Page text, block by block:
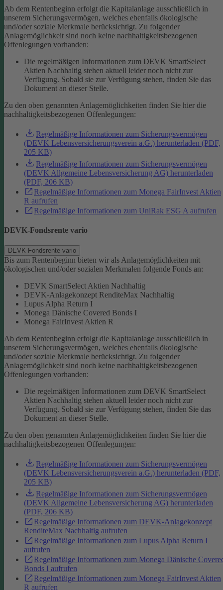
Ab dem Rentenbeginn erfolgt die Kapitalanlage ausschließlich in
unserem Sicherungsvermögen, welches ebenfalls ökologische
und/oder soziale Merkmale berücksichtigt. Zu folgender
Anlagemöglichkeit sind noch keine nachhaltigkeitsbezogenen
Offenlegungen vorhanden:
Die regelmäßigen Informationen zum DEVK SmartSelect
Aktien Nachhaltig stehen aktuell leider noch nicht zur
Verfügung. Sobald sie zur Verfügung stehen, finden Sie das
Dokument an dieser Stelle.
Zu den oben genannten Anlagemöglichkeiten finden Sie hier die
nachhaltigkeitsbezogenen Offenlegungen:
Regelmäßige Informationen zum Sicherungsvermögen
(DEVK Lebensversicherungsverein a.G.) herunterladen (PDF,
205 KB)
Regelmäßige Informationen zum Sicherungsvermögen
(DEVK Allgemeine Lebensversicherung AG) herunterladen
(PDF, 206 KB)
Regelmäßige Informationen zum Monega FairInvest Aktien
R aufrufen
Regelmäßige Informationen zum UniRak ESG A aufrufen
DEVK-Fondsrente vario
DEVK-Fondsrente vario
Bis zum Rentenbeginn bieten wir als Anlagemöglichkeiten mit
ökologischen und/oder sozialen Merkmalen folgende Fonds an:
DEVK SmartSelect Aktien Nachhaltig
DEVK-Anlagekonzept RenditeMax Nachhaltig
Lupus Alpha Return I
Monega Dänische Covered Bonds I
Monega FairInvest Aktien R
Ab dem Rentenbeginn erfolgt die Kapitalanlage ausschließlich in
unserem Sicherungsvermögen, welches ebenfalls ökologische
und/oder soziale Merkmale berücksichtigt. Zu folgender
Anlagemöglichkeit sind noch keine nachhaltigkeitsbezogenen
Offenlegungen vorhanden:
Die regelmäßigen Informationen zum DEVK SmartSelect
Aktien Nachhaltig stehen aktuell leider noch nicht zur
Verfügung. Sobald sie zur Verfügung stehen, finden Sie das
Dokument an dieser Stelle.
Zu den oben genannten Anlagemöglichkeiten finden Sie hier die
nachhaltigkeitsbezogenen Offenlegungen:
Regelmäßige Informationen zum Sicherungsvermögen
(DEVK Lebensversicherungsverein a.G.) herunterladen (PDF,
205 KB)
Regelmäßige Informationen zum Sicherungsvermögen
(DEVK Allgemeine Lebensversicherung AG) herunterladen
(PDF, 206 KB)
Regelmäßige Informationen zum DEVK-Anlagekonzept
RenditeMax Nachhaltig aufrufen
Regelmäßige Informationen zum Lupus Alpha Return I
aufrufen
Regelmäßige Informationen zum Monega Dänische
Bonds I aufrufen
Regelmäßige Informationen zum Monega FairInvest Aktien
R aufrufen